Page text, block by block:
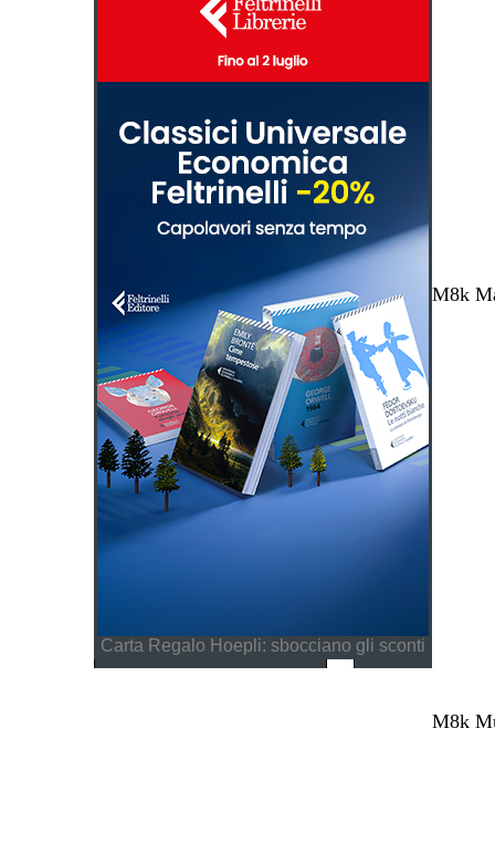
Carta Regalo Hoepli: sbocciano gli sconti
M8k
M8k